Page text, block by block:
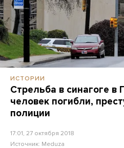
ИСТОРИИ
Стрельба в синагоге в
человек погибли,
полиции
17:01, 27 октября 2018
Источник: Meduza